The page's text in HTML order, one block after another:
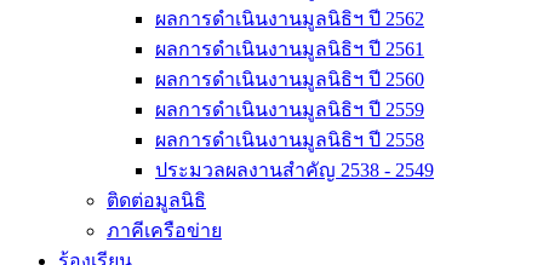
ผลการดำเนินงานมูลนิธิฯ ปี 2562
ผลการดำเนินงานมูลนิธิฯ ปี 2561
ผลการดำเนินงานมูลนิธิฯ ปี 2560
ผลการดำเนินงานมูลนิธิฯ ปี 2559
ผลการดำเนินงานมูลนิธิฯ ปี 2558
ประมวลผลงานสำคัญ 2538 - 2549
ติดต่อมูลนิธิ
ภาคีเครือข่าย
ร้องเรียน